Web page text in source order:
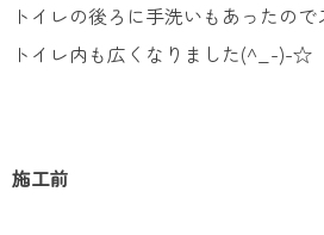
トイレの後ろに手洗いもあったので
トイレ内も広くなりました(^_-)-☆
施工前